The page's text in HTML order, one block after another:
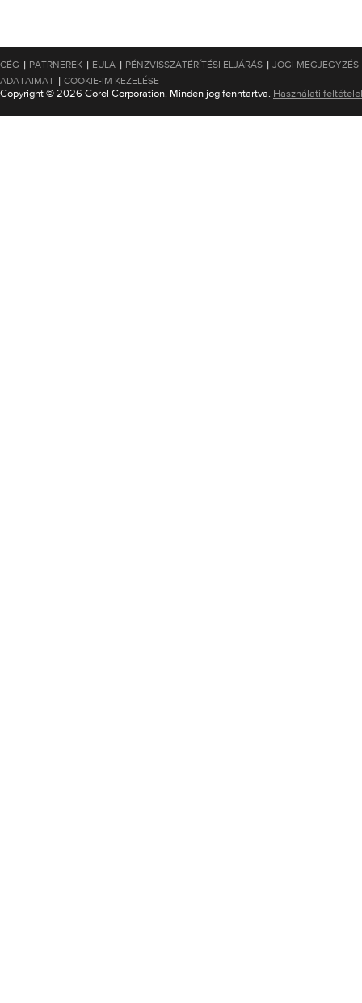
CÉG | PATRNEREK | EULA | PÉNZVISSZATÉRÍTÉSI ELJÁRÁS | JOGI MEGJEGYZÉS
ADATAIMAT | COOKIE-IM KEZELÉSE
Copyright © 2026 Corel Corporation. Minden jog fenntartva. Használati